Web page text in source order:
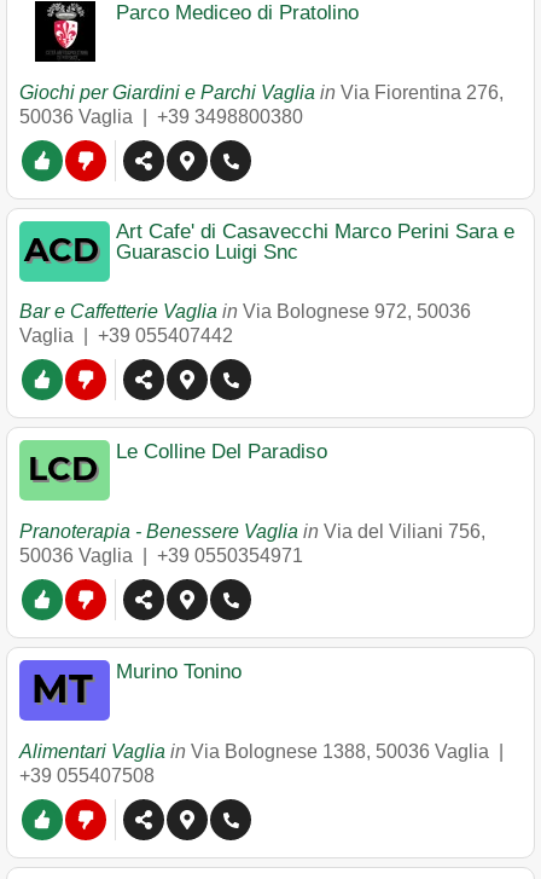
Parco Mediceo di Pratolino
Giochi per Giardini e Parchi Vaglia in Via Fiorentina 276,
50036 Vaglia +39 3498800380
Art Cafe' di Casavecchi Marco Perini Sara e
Guarascio Luigi Snc
Bar e Caffetterie Vaglia in Via Bolognese 972, 50036
Vaglia
+39 055407442
Le Colline Del Paradiso
Pranoterapia - Benessere Vaglia in Via del Viliani 756,
50036 Vaglia +39 0550354971
Murino Tonino
Alimentari Vaglia in Via Bolognese 1388, 50036 Vaglia
+39 055407508